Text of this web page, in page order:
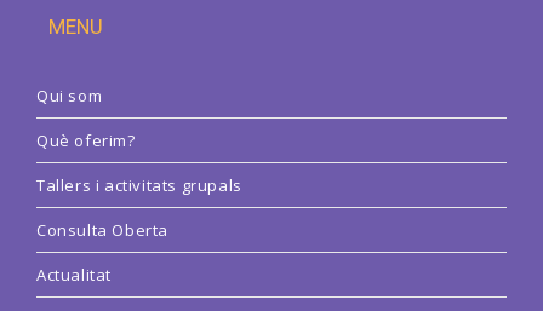
MENU
Qui som
Què oferim?
Tallers i activitats grupals
Consulta Oberta
Actualitat